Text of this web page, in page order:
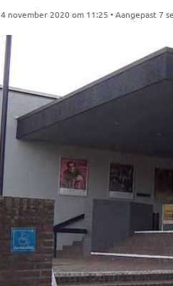
4 november 2020 om 11:25 • Aangepast 7